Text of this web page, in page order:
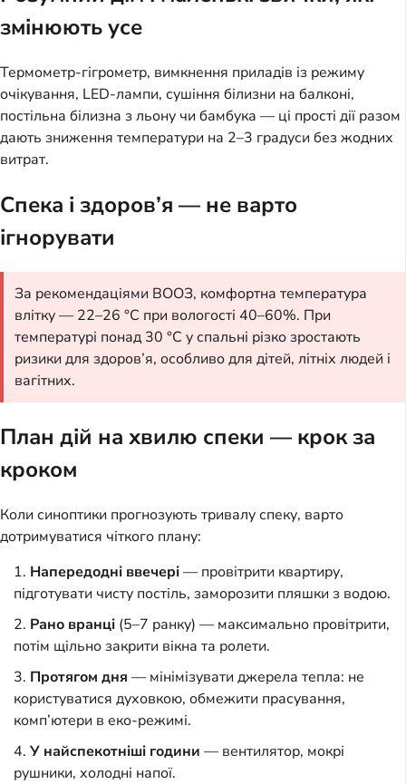
змінюють усе
Термометр-гігрометр, вимкнення приладів із режиму
очікування, LED-лампи, сушіння білизни на балконі,
постільна білизна з льону чи бамбука — ці прості дії разом
дають зниження температури на 2–3 градуси без жодних
витрат.
Спека і здоров’я — не варто
ігнорувати
За рекомендаціями ВООЗ, комфортна температура
влітку — 22–26 °C при вологості 40–60%. При
температурі понад 30 °C у спальні різко зростають
ризики для здоров’я, особливо для дітей, літніх людей і
вагітних.
План дій на хвилю спеки — крок за
кроком
Коли синоптики прогнозують тривалу спеку, варто
дотримуватися чіткого плану:
Напередодні ввечері— провітрити квартиру,
підготувати чисту постіль, заморозити пляшки з водою.
Рано вранці (5–7 ранку) — максимально провітрити,
потім щільно закрити вікна та ролети.
Протягом дня — мінімізувати джерела тепла: не
користуватися духовкою, обмежити прасування,
комп’ютери в еко-режимі.
У найспекотніші години — вентилятор, мокрі
рушники, холодні напої.